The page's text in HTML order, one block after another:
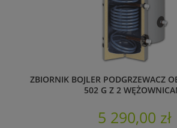
ZBIORNIK BOJLER PODGRZEWACZ
502 G Z 2
5 290,00 zł